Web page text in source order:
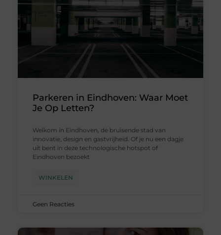
Parkeren in Eindhoven: Waar Moet
Je Op Letten?
Welkom in Eindhoven, de bruisende stad van
innovatie, design en gastvrijheid. Of je nu een dagje
uit bent in deze technologische hotspot of
Eindhoven bezoekt
WINKELEN
Geen Reacties